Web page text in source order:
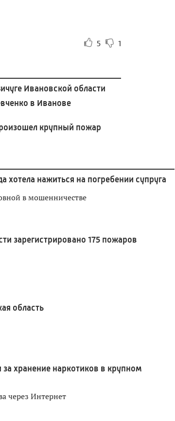
5 1
Ивановской области
в Иванове
крупный пожар
хотела нажиться на погребении супруга
в мошенничестве
зарегистрировано 175 пожаров
область
хранение наркотиков в крупном
через Интернет